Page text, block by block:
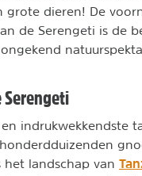
grote dieren! De
de Serengeti is de
indrukwekkendste
het landschap van